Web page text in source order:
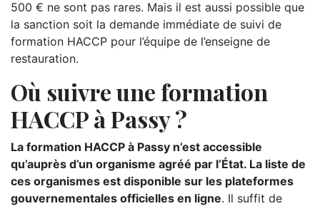
500 € ne sont pas rares. Mais il est aussi possible que
la sanction soit la demande immédiate de suivi de
formation HACCP pour l’équipe de l’enseigne de
restauration.
Où suivre une formation
HACCP à Passy ?
La formation HACCP à Passy n’est accessible
qu’auprès d’un organisme agréé par l’État. La liste de
ces organismes est disponible sur les plateformes
gouvernementales officielles en ligne. Il suffit de